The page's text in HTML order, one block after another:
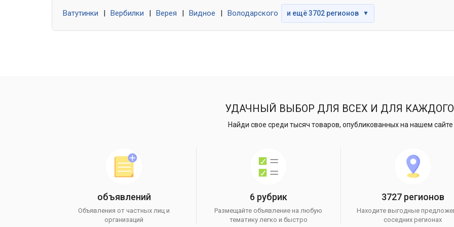
Ватутинки Вербилки Верея Видное Володарского и ещё 3702 регионов ▼
УДАЧНЫЙ ВЫБОР ДЛЯ ВСЕХ И ДЛЯ
Найди свое среди тысяч товаров, опубликованных на нашем сайте
объявлений
Объявления от частных лиц и
организаций
6 рубрик
Размещайте объявление на любую
тематику легко и быстро
3727 регионов
Находите выгодные
соседних регионах